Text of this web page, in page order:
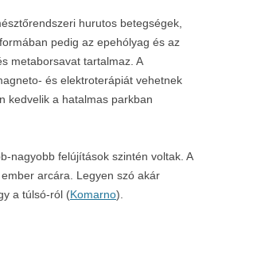
hurutos betegségek,
pedig az epehólyag és az
metaborsavat tartalmaz. A
és elektroterápiát vehetnek
kedvelik a hatalmas parkban
nagyobb felújítások szintén voltak. A
arcára. Legyen szó akár
a túlsó-ról (Komarno).